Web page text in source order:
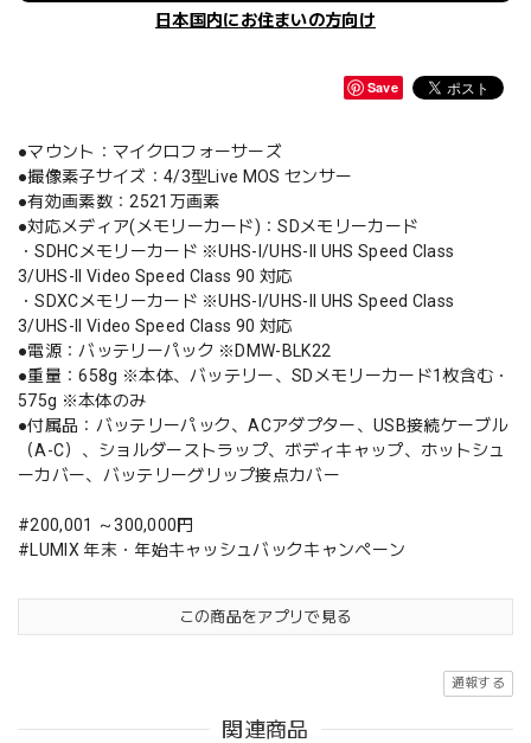
日本国内にお住まいの方向け
Save
●マウント：マイクロフォーサーズ
●撮像素子サイズ：4/3型Live MOS センサー
●有効画素数：2521万画素
●対応メディア(メモリーカード)：SDメモリーカード
・SDHCメモリーカード ※UHS-I/UHS-II UHS Speed Class
3/UHS-II Video Speed Class 90 対応
・SDXCメモリーカード ※UHS-I/UHS-II UHS Speed Class
3/UHS-II Video Speed Class 90 対応
●電源：バッテリーパック ※DMW-BLK22
●重量：658g ※本体、バッテリー、SDメモリーカード1枚含む・
575g ※本体のみ
●付属品：バッテリーパック、ACアダプター、USB接続ケーブル
（A-C）、ショルダーストラップ、ボディキャップ、ホットシュ
ーカバー、バッテリーグリップ接点カバー
#200,001 ～300,000円
#LUMIX 年末・年始キャッシュバックキャンペーン
この商品をアプリで見る
通報する
関連商品